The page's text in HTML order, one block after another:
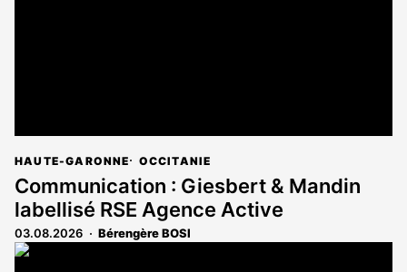
HAUTE-GARONNE OCCITANIE
Communication : Giesbert & Mandin
labellisé RSE Agence Active
03.08.2026 Bérengère BOSI